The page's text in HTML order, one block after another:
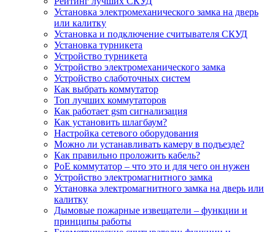
Установка электромеханического замка на дверь
или калитку
Установка и подключение считывателя СКУД
Установка турникета
Устройство турникета
Устройство электромеханического замка
Устройство слаботочных систем
Как выбрать коммутатор
Топ лучших коммутаторов
Как работает gsm сигнализация
Как установить шлагбаум?
Настройка сетевого оборудования
Можно ли устанавливать камеру в подъезде?
Как правильно проложить кабель?
PoE коммутатор – что это и для чего он нужен
Устройство электромагнитного замка
Установка электромагнитного замка на дверь или
калитку
Дымовые пожарные извещатели – функции и
принципы работы